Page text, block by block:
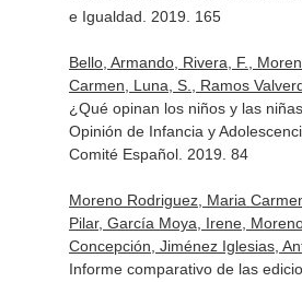
e Igualdad. 2019. 165
Bello, Armando, Rivera, F.,
Carmen, Luna, S., Ramos
¿Qué opinan los niños y las
Opinión de Infancia y
Comité Español. 2019. 84
Moreno Rodriguez, Maria
Pilar, García Moya, Irene,
Concepción, Jiménez Iglesias,
Informe comparativo de las